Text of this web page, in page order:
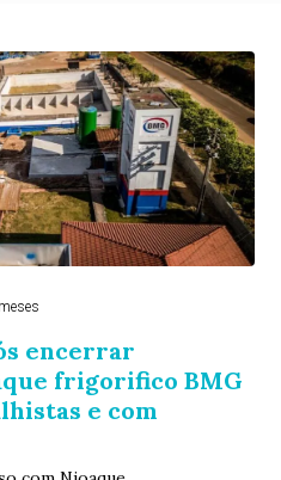
encerrar
frigorifico BMG
e com